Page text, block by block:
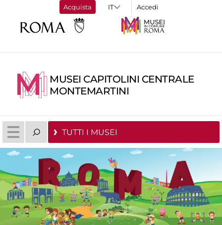
Acquista Accedi
MUSEI CAPITOLINI CENTRALE
MONTEMARTINI
TUTTI I MUSEI